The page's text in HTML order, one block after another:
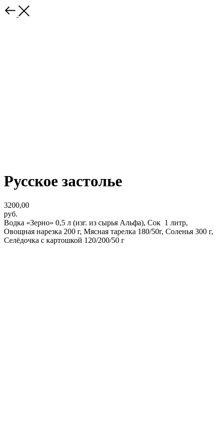
Русское застолье
3200,00
руб.
Водка «Зерно» 0,5 л (изг. из сырья Альфа), Сок 1 литр,
Овощная нарезка 200 г, Мясная тарелка 180/50г, Соленья 300 г,
Селёдочка с картошкой 120/200/50 г